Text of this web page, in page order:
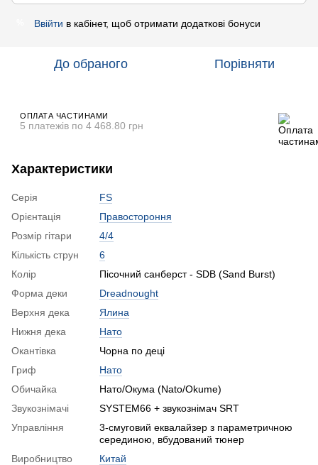
Ввійти в кабінет, щоб отримати додаткові бонуси
До обраного Порівняти
ОПЛАТА ЧАСТИНАМИ
5 платежів по 4 468.80 грн
Характеристики
Серія
FS
Орієнтація
Правостороння
Розмір гітари
4/4
Кількість струн
6
Колір
Пісочний санберст - SDB (Sand Burst)
Форма деки
Dreadnought
Верхня дека
Ялина
Нижня дека
Нато
Окантівка
Чорна по деці
Гриф
Нато
Обичайка
Нато/Окума (Nato/Okume)
Звукознімачі
SYSTEM66 + звукознімач SRT
Управління
3-смуговий еквалайзер з параметричною
серединою, вбудований тюнер
Виробництво
Китай